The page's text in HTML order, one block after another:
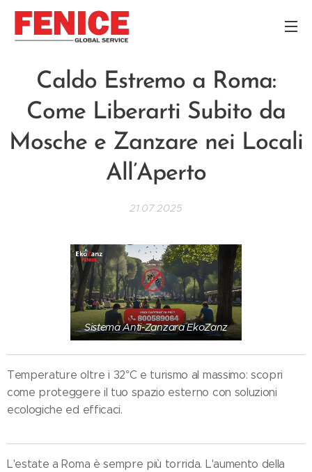
Caldo Estremo a Roma:
Come Liberarti Subito da
Mosche e Zanzare nei Locali
All’Aperto
21.07.2025
Sistema Anti-Zanzara EkoZanz
Temperature oltre i 32°C e turismo al massimo: scopri
come proteggere il tuo spazio esterno con soluzioni
ecologiche ed efficaci.
L'estate a Roma è sempre più torrida. L'aumento della